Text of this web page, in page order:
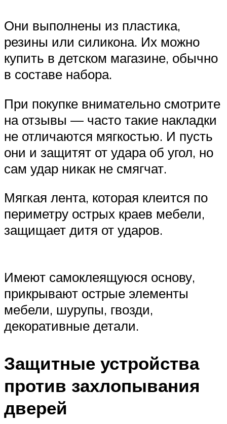
Они выполнены из пластика,
резины или силикона. Их можно
купить в детском магазине, обычно
в составе набора.
При покупке внимательно смотрите
на отзывы — часто такие накладки
не отличаются мягкостью. И пусть
они и защитят от удара об угол, но
сам удар никак не смягчат.
Мягкая лента, которая клеится по
периметру острых краев мебели,
защищает дитя от ударов.
Имеют самоклеящуюся основу,
прикрывают острые элементы
мебели, шурупы, гвозди,
декоративные детали.
Защитные устройства
против захлопывания
дверей